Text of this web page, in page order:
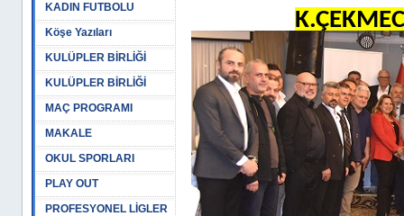
KADIN FUTBOLU
Köşe Yazıları
KULÜPLER BİRLİĞİ
KULÜPLER BİRLİĞİ
MAÇ PROGRAMI
MAKALE
OKUL SPORLARI
PLAY OUT
PROFESYONEL LİGLER